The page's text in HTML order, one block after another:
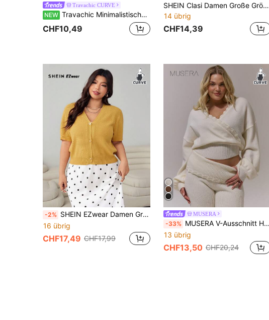
Travachic CURVE
NEW Travachic Minimalistisches sexy Bandeau-Top, Große Größen mit Rüschensaum, neuer Hot-Girl-Style für den Sommer
CHF10,49
SHEIN Clasi Damen Große Größen Strickjacke mit Metallknöpfen und Bindedetail, Langarm, Herbst/Winter
14 übrig
CHF14,39
-2% SHEIN EZwear Damen Große Größen einfarbiger V-Ausschnitt Kurzarm Einzelreiher Lässig Strick Cardigan, Herbst
16 übrig
CHF17,49 CHF17,99
MUSERA
-33% MUSERA V-Ausschnitt Häkelkante Große Größen Gestrickter Taillierter Kurzer Pullover, Herbst, Winter, Gemütlich, Alltags-Pullover Frühling
13 übrig
CHF13,50 CHF20,24